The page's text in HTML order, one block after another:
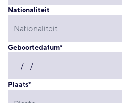
Nationaliteit
Geboortedatum*
Plaats*